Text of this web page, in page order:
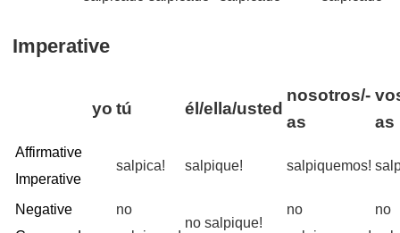
Imperative
yo tú él/ella/usted
nosotros/-
as
as
Affirmative
Imperative
salpica! salpique! salpiquemos!
Negative
no
no salpique!
no
no